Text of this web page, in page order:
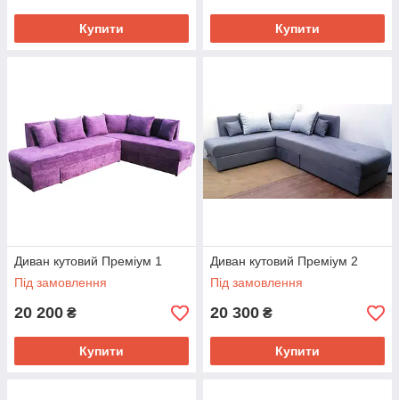
Купити Купити
Диван кутовий Преміум 1
Під замовлення
20 200 ₴
Купити
Диван кутовий Преміум 2
Під замовлення
20 300 ₴
Купити